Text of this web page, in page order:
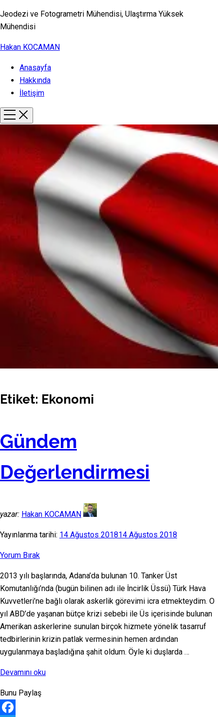
Jeodezi ve Fotogrametri Mühendisi, Ulaştırma Yüksek
Mühendisi
Hakan KOCAMAN
Anasayfa
Hakkında
İletişim
Etiket: Ekonomi
Gündem
Değerlendirmesi
yazar: Hakan KOCAMAN
Yayınlanma tarihi: 14 Ağustos 201814 Ağustos 2018
Yorum Bırak
2013 yılı başlarında, Adana’da bulunan 10. Tanker Üst
Komutanlığı’nda (bugün bilinen adı ile İncirlik Üssü) Türk Hava
Kuvvetleri’ne bağlı olarak askerlik görevimi icra etmekteydim. O
yıl ABD’de yaşanan bütçe krizi sebebi ile Üs içerisinde bulunan
Amerikan askerlerine sunulan birçok hizmete yönelik tasarruf
tedbirlerinin krizin patlak vermesinin hemen ardından
uygulanmaya başladığına şahit oldum. Öyle ki duşlarda …
Devamını oku“Gündem
Bunu Paylaş